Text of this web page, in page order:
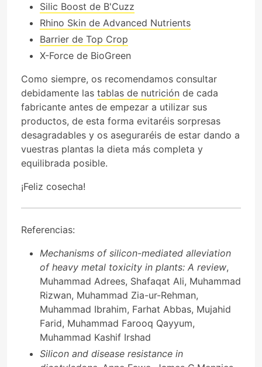
Silic Boost de B'Cuzz
Rhino Skin de Advanced Nutrients
Barrier de Top Crop
X-Force de BioGreen
Como siempre, os recomendamos consultar
debidamente las tablas de nutrición de cada
fabricante antes de empezar a utilizar sus
productos, de esta forma evitaréis sorpresas
desagradables y os aseguraréis de estar dando a
vuestras plantas la dieta más completa y
equilibrada posible.
¡Feliz cosecha!
Referencias:
Mechanisms of silicon-mediated alleviation
of heavy metal toxicity in plants: A review,
Muhammad Adrees, Shafaqat Ali, Muhammad
Rizwan, Muhammad Zia-ur-Rehman,
Muhammad Ibrahim, Farhat Abbas, Mujahid
Farid, Muhammad Farooq Qayyum,
Muhammad Kashif Irshad
Silicon and disease resistance in